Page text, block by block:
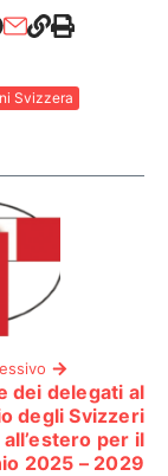
Svizzera
dei delegati al
degli Svizzeri
all’estero per il
2025 – 2029